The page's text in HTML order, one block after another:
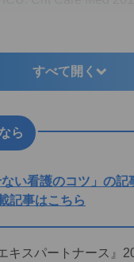
すべて開く
ら
ない看護のコツ」の記
記事はこちら
キスパートナース』